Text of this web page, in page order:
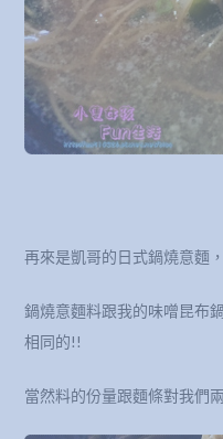
再來是凱哥的日式鍋燒意麵，
鍋燒意麵料跟我的味噌昆布
相同的!!
當然料的份量跟麵條對我們